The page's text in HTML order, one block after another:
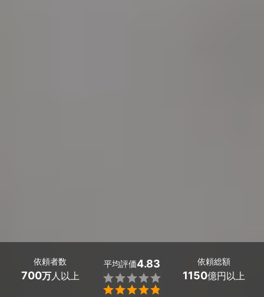
依頼者数
700万人以上
平均評価4.83


依頼総額
1150億円以上